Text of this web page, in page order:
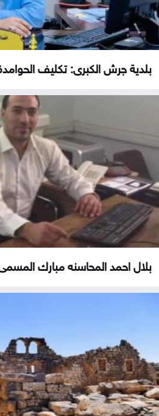
بلدية جرش الكبرى: تكليف
بلال احمد المحاسنه مبارك